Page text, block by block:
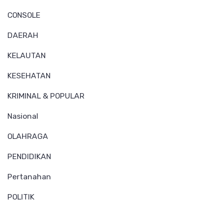
CONSOLE
DAERAH
KELAUTAN
KESEHATAN
KRIMINAL & POPULAR
Nasional
OLAHRAGA
PENDIDIKAN
Pertanahan
POLITIK